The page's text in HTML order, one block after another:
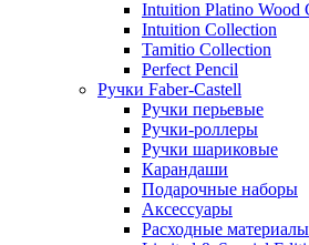
Intuition Platino Wood
Intuition Collection
Tamitio Collection
Perfect Pencil
Ручки Faber-Castell
Ручки перьевые
Ручки-роллеры
Ручки шариковые
Карандаши
Подарочные наборы
Аксессуары
Расходные материалы